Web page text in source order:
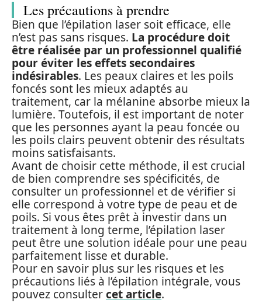
Les précautions à prendre
Bien que l’épilation laser soit efficace, elle
n’est pas sans risques. La procédure doit
être réalisée par un professionnel qualifié
pour éviter les effets secondaires
indésirables. Les peaux claires et les poils
foncés sont les mieux adaptés au
traitement, car la mélanine absorbe mieux la
lumière. Toutefois, il est important de noter
que les personnes ayant la peau foncée ou
les poils clairs peuvent obtenir des résultats
moins satisfaisants.
Avant de choisir cette méthode, il est crucial
de bien comprendre ses spécificités, de
consulter un professionnel et de vérifier si
elle correspond à votre type de peau et de
poils. Si vous êtes prêt à investir dans un
traitement à long terme, l’épilation laser
peut être une solution idéale pour une peau
parfaitement lisse et durable.
Pour en savoir plus sur les risques et les
précautions liés à l’épilation intégrale, vous
pouvez consultercet article.